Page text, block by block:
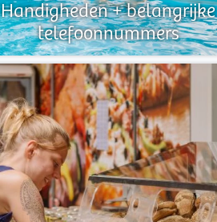
Handigheden + belangrijke
telefoonnummers